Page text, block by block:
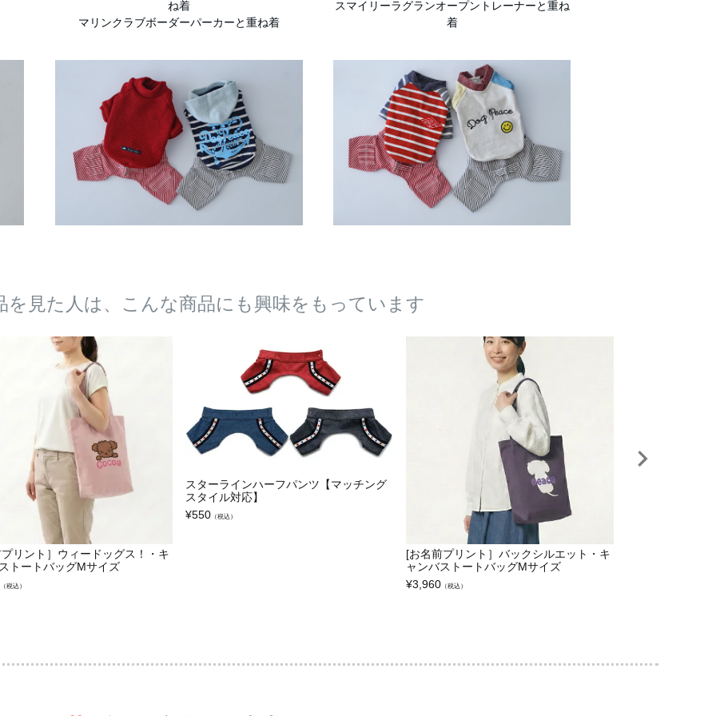
ね着
マリンクラブボーダーパーカーと重ね着
スマイリーラグランオープントレーナーと重ね
着
を見た人は、こんな商品にも興味をもっています
リント］ウィードッグス！・キ
トートバッグMサイズ
（税込）
スターラインハーフパンツ【マッチング
スタイル対応】
¥550 （税込）
[お名前プリント］バックシルエット・キ
ャンバストートバッグMサイズ
¥3,960 （税込）